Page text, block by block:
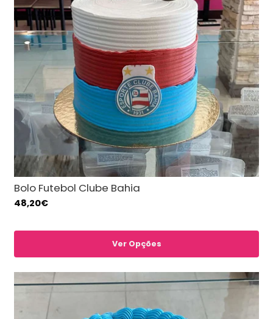
Bolo Futebol Clube Bahia
48,20€
Ver Opções